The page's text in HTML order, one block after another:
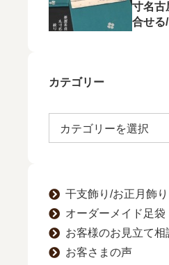
寸名古
合せ
カテゴリー
干支飾り/お正月飾り
オーダーメイド足袋
お客様のお見立て相
お客さまの声